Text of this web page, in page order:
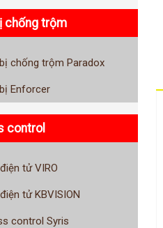
chống trộm
chống trộm Paradox
Enforcer
control
tử VIRO
tử KBVISION
control Syris